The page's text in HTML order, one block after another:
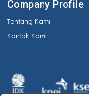
Company Profile
Tentang Kami
Kontak Kami